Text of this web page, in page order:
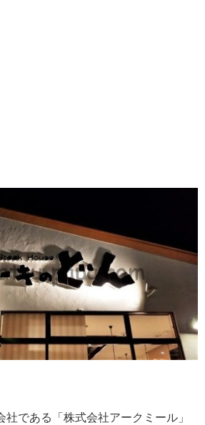
である「株式会社アークミール」